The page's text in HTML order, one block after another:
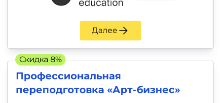
Далее
Профессиональная
переподготовка «Арт-бизнес»
Скидка 8%